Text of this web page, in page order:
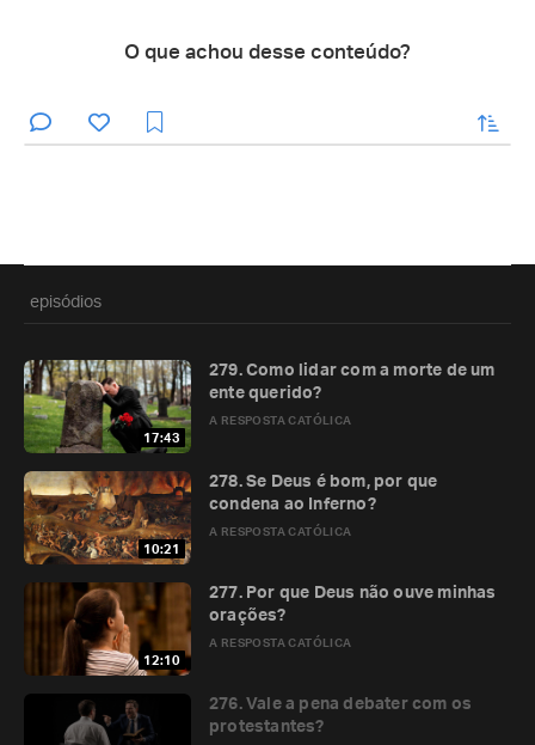
O que achou desse conteúdo?
enviar
episódios
17:43
A RESPOSTA CATÓLICA
279. Como lidar com a morte de um
ente querido?
10:21
A RESPOSTA CATÓLICA
278. Se Deus é bom, por que
condena ao Inferno?
12:10
A RESPOSTA CATÓLICA
277. Por que Deus não ouve minhas
orações?
276. Vale a pena debater com os
protestantes?